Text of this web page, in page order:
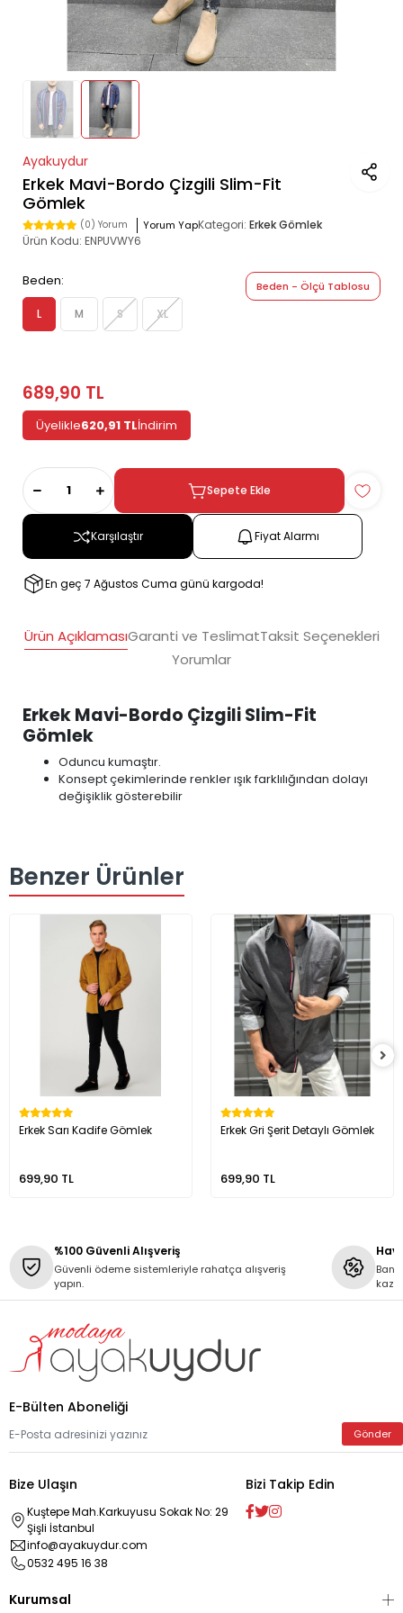
Ayakuydur
Erkek Mavi-Bordo Çizgili Slim-Fit
Gömlek
(0) Yorum Yorum YapKategori: Erkek Gömlek
Ürün Kodu: ENPUVWY6
Beden:
L M S XL
Beden - Ölçü Tablosu
689,90 TL
Üyelikle620,91 TLİndirim
Sepete Ekle
Karşılaştır Fiyat Alarmı
En geç 7 Ağustos Cuma günü kargoda!
Ürün AçıklamasıGaranti ve TeslimatTaksit Seçenekleri
Yorumlar
Erkek Mavi-Bordo Çizgili Slim-Fit
Gömlek
Oduncu kumaştır.
Konsept çekimlerinde renkler ışık farklılığından dolayı
değişiklik gösterebilir
Benzer Ürünler
Erkek Sarı Kadife Gömlek
699,90 TL
Erkek Gri Şerit Detaylı Gömlek
699,90 TL
%100 Güvenli Alışveriş
Güvenli ödeme sistemleriyle rahatça alışveriş
yapın.
E-Bülten Aboneliği
Gönder
Bize Ulaşın
Kuştepe Mah.Karkuyusu Sokak No: 29
Şişli İstanbul
info@ayakuydur.com
0532 495 16 38
Bizi Takip Edin
Kurumsal